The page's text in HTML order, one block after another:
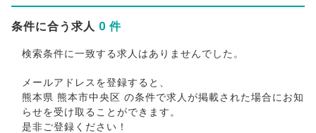
条件に合う求人 0 件
検索条件に一致する求人はありませんでした。
メールアドレスを登録すると、
熊本県 熊本市中央区 の条件で求人が掲載された場合にお知
らせを受け取ることができます。
是非ご登録ください！